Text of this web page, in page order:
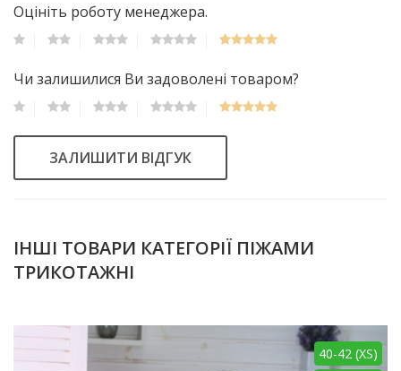
Оцініть роботу менеджера.
Чи залишилися Ви задоволені товаром?
ЗАЛИШИТИ ВІДГУК
ІНШІ ТОВАРИ КАТЕГОРІЇ ПІЖАМИ
ТРИКОТАЖНІ
40-42 (XS)